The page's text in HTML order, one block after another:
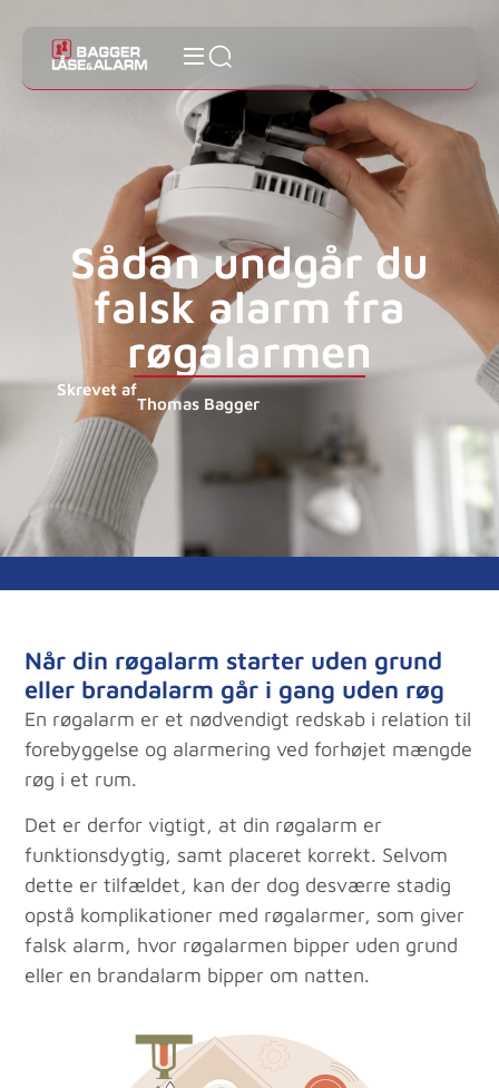
Sådan undgår du
falsk alarm fra
røgalarmen
Skrevet af
Thomas Bagger
Når din røgalarm starter uden grund
eller brandalarm går i gang uden røg
En røgalarm er et nødvendigt redskab i relation til
forebyggelse og alarmering ved forhøjet mængde
røg i et rum.
Det er derfor vigtigt, at din røgalarm er
funktionsdygtig, samt placeret korrekt. Selvom
dette er tilfældet, kan der dog desværre stadig
opstå komplikationer med røgalarmer, som giver
falsk alarm, hvor røgalarmen bipper uden grund
eller en brandalarm bipper om natten.